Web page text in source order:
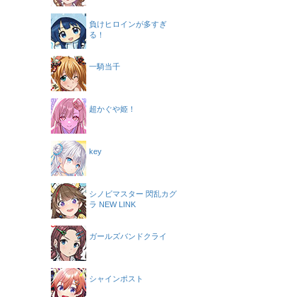
負けヒロインが多すぎ
る！
一騎当千
超かぐや姫！
key
シノビマスター 閃乱カグ
ラ NEW LINK
ガールズバンドクライ
シャインポスト